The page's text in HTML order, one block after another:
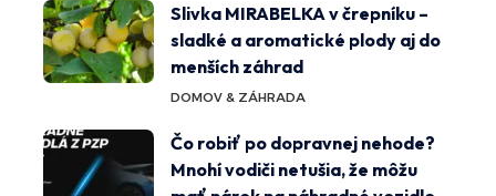
Slivka MIRABELKA v črepníku –
sladké a aromatické plody aj do
menších záhrad
DOMOV & ZÁHRADA
Čo robiť po dopravnej nehode?
Mnohí vodiči netušia, že môžu